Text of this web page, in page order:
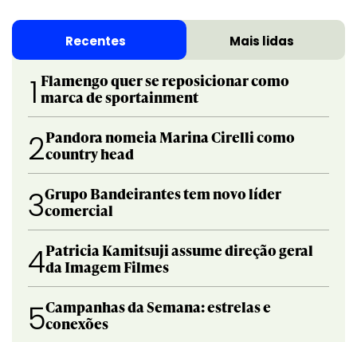
Recentes Mais lidas
1 Flamengo quer se reposicionar como
marca de sportainment
2Pandora nomeia Marina Cirelli como
country head
3Grupo Bandeirantes tem novo líder
comercial
4Patricia Kamitsuji assume direção geral
da Imagem Filmes
5Campanhas da Semana: estrelas e
conexões